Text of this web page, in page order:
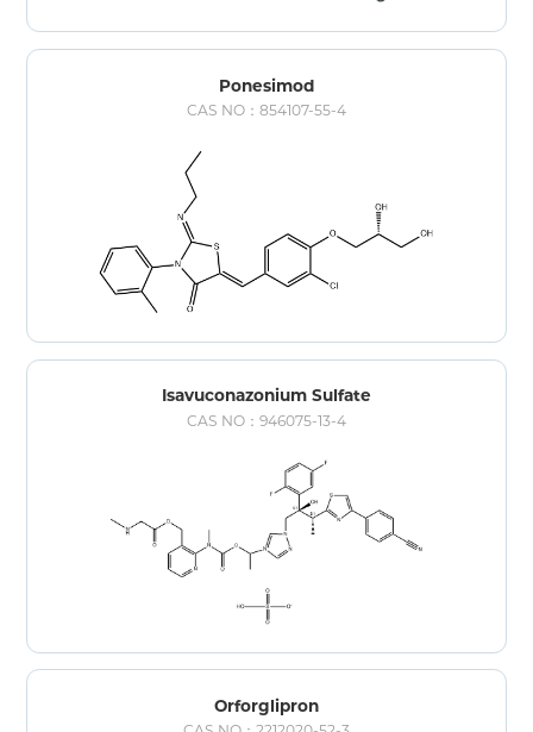
Ponesimod
CAS NO：854107-55-4
Isavuconazonium Sulfate
CAS NO：946075-13-4
Orforglipron